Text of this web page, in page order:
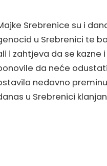
Srebrenice su i
u Srebrenici te
i zahtjeva da se
da neće
nedavno
u Srebrenici